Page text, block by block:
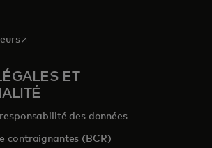
s’ouvre dans un nouvel onglet
ET
des données
contraignantes (BCR)